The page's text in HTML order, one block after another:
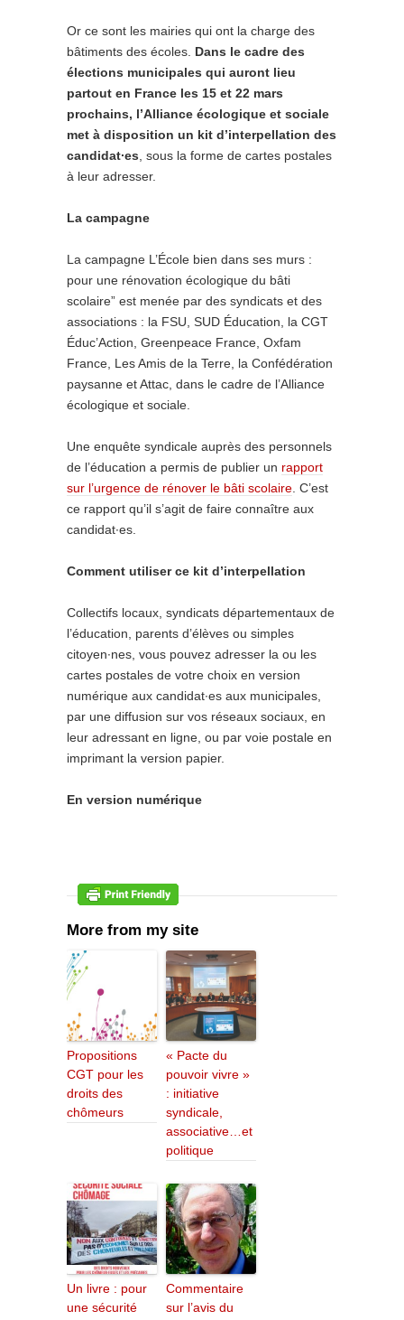
Or ce sont les mairies qui ont la charge des
bâtiments des écoles. Dans le cadre des
élections municipales qui auront lieu
partout en France les 15 et 22 mars
prochains, l’Alliance écologique et sociale
met à disposition un kit d’interpellation des
candidat∙es , sous la forme de cartes postales
à leur adresser.
La campagne
La campagne L’École bien dans ses murs :
pour une rénovation écologique du bâti
scolaire” est menée par des syndicats et des
associations : la FSU, SUD Éducation, la CGT
Éduc’Action, Greenpeace France, Oxfam
France, Les Amis de la Terre, la Confédération
paysanne et Attac, dans le cadre de l’Alliance
écologique et sociale.
Une enquête syndicale auprès des personnels
de l’éducation a permis de publier un rapport
sur l’urgence de rénover le bâti scolaire . C’est
ce rapport qu’il s’agit de faire connaître aux
candidat∙es.
Comment utiliser ce kit d’interpellation
Collectifs locaux, syndicats départementaux de
l’éducation, parents d’élèves ou simples
citoyen∙nes, vous pouvez adresser la ou les
cartes postales de votre choix en version
numérique aux candidat∙es aux municipales,
par une diffusion sur vos réseaux sociaux, en
leur adressant en ligne, ou par voie postale en
imprimant la version papier.
En version numérique
More from my site
Propositions
CGT pour les
droits des
chômeurs
« Pacte du
pouvoir vivre »
: initiative
syndicale,
associative…et
politique
Un livre : pour
une sécurité
Commentaire
sur l’avis du